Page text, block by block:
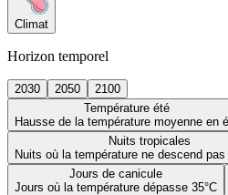
Climat
Horizon temporel
2030 2050
2100
Température été
Hausse de la température moyenne en
Nuits tropicales
Nuits où la température ne descend pas
Jours de canicule
Jours où la température dépasse 35°C